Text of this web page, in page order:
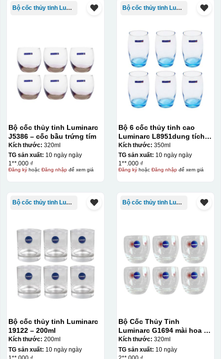
Bộ cốc thủy tinh Luminarc
Bộ cốc thủy tinh Luminarc
J5386 – cốc bầu trứng tím
Kích thước: 320ml
TG sản xuất: 10 ngày ngày
1**.000 ₫
Đăng kýhoặc Đăng nhậpđể xem giá
Bộ cốc thủy tinh Luminarc
Bộ 6 cốc thủy tinh cao
Luminarc L8951dung tích
350ml màu xanh
Kích thước: 350ml
TG sản xuất: 10 ngày ngày
1**.000 ₫
Đăng kýhoặc Đăng nhậpđể xem giá
Bộ cốc thủy tinh Luminarc
Bộ cốc thủy tinh Luminarc
19122 – 200ml
Kích thước: 200ml
TG sản xuất: 10 ngày ngày
Bộ cốc thủy tinh Luminarc
Bộ Cốc Thủy Tinh
Luminarc G1694 mài hoa đỏ
– 320ml
Kích thước: 320ml
TG sản xuất: 10 ngày